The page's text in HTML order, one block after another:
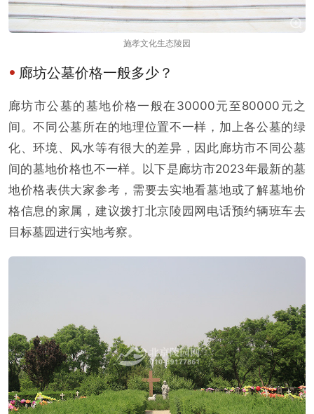
施孝文化生态陵园
廊坊公墓价格一般多少？
廊坊市公墓的墓地价格一般在30000元至80000元之
间。不同公墓所在的地理位置不一样，加上各公墓的绿
化、环境、风水等有很大的差异，因此廊坊市不同公墓
间的墓地价格也不一样。以下是廊坊市2023年最新的墓
地价格表供大家参考，需要去实地看墓地或了解墓地价
格信息的家属，建议拨打北京陵园网电话预约辆班车去
目标墓园进行实地考察。